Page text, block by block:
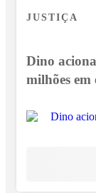
JUSTIÇA
Dino
milhões em